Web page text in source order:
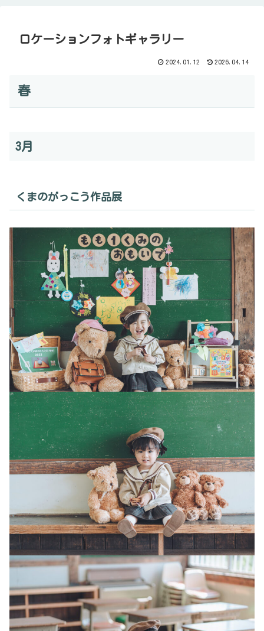
ロケーションフォトギャラリー
2024.01.12 2026.04.14
春
3月
くまのがっこう作品展